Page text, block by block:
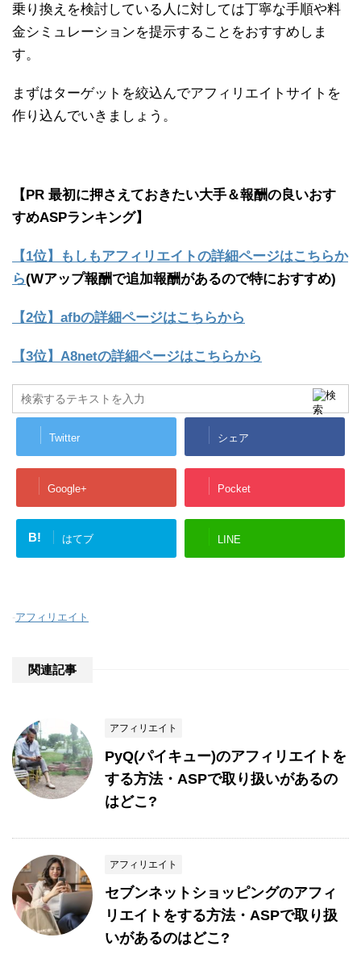
乗り換えを検討している人に対しては丁寧な手順や料
金シミュレーションを提示することをおすすめしま
す。
まずはターゲットを絞込んでアフィリエイトサイトを
作り込んでいきましょう。
【PR 最初に押さえておきたい大手＆報酬の良いおす
すめASPランキング】
【1位】もしもアフィリエイトの詳細ページはこちらか
ら(Wアップ報酬で追加報酬があるので特におすすめ)
【2位】afbの詳細ページはこちらから
【3位】A8netの詳細ページはこちらから
Twitter シェア
Google+ Pocket
B! はてブ LINE
-アフィリエイト
関連記事
アフィリエイト
PyQ(パイキュー)のアフィリエイトを
する方法・ASPで取り扱いがあるの
はどこ?
アフィリエイト
セブンネットショッピングのアフィ
リエイトをする方法・ASPで取り扱
いがあるのはどこ?